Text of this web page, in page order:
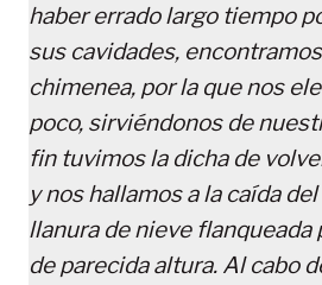
haber errado largo tiempo
sus cavidades,
chimenea, por la que nos
poco, sirviéndonos de
fin tuvimos la dicha de
y nos hallamos a la caída
llanura de nieve flanqueada
de parecida altura. Al cabo